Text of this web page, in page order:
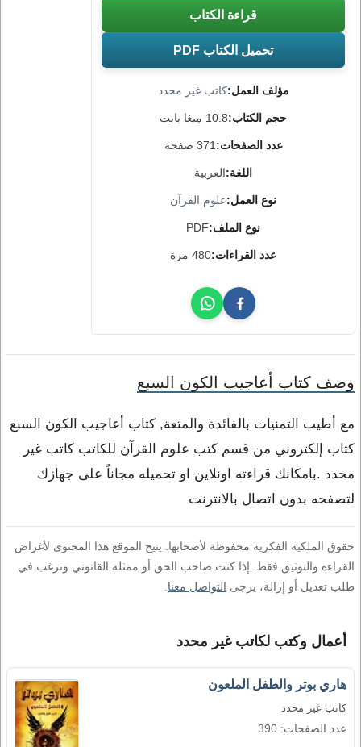
مؤلف العمل:كاتب غير محدد
حجم الكتاب:10.8 ميغا بايت
عدد الصفحات: 371 صفحة
اللغة:العربية
نوع العمل:علوم القرآن
نوع الملف:PDF
عدد القراءات:480 مرة
قراءة الكتاب
تحميل الكتاب PDF
وصف كتاب أعاجيب الكون السبع
مع أطيب التمنيات بالفائدة والمتعة, كتاب أعاجيب الكون السبع
كتاب إلكتروني من قسم كتب علوم القرآن للكاتب كاتب غير
محدد .بامكانك قراءته اونلاين او تحميله مجاناً على جهازك
لتصفحه بدون اتصال بالانترنت
حقوق الملكية الفكرية محفوظة لأصحابها. يتيح الموقع هذا المحتوى لأغراض
القراءة والتوثيق فقط. إذا كنت صاحب الحق أو ممثله القانوني وترغب في
طلب تعديل أو إزالة، يرجى التواصل معنا
أعمال وكتب لكاتب غير محدد
هاري بوتر والطفل الملعون
كاتب غير محدد
عدد الصفحات: 390